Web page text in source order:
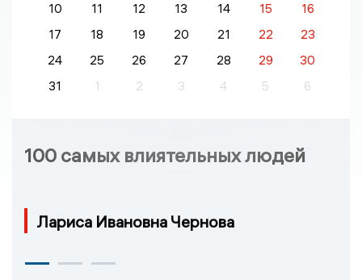
10
11 12 13 14 15
16
17
18 19 20 21 22
23
24
25 26 27 28 29
30
31
1 2 3 4 5 6
100 самых влиятельных людей
Лариса Ивановна Чернова